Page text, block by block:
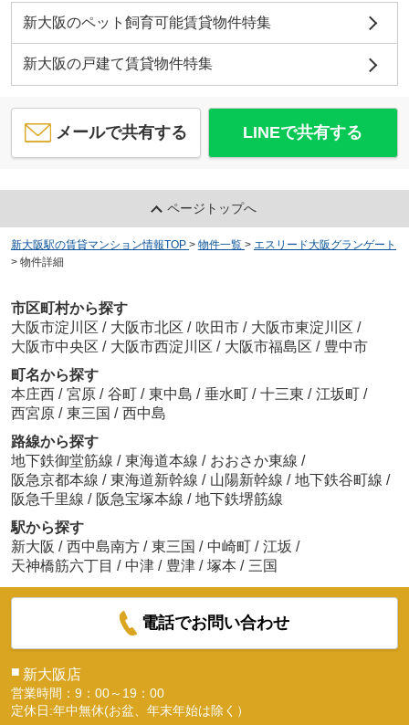
履正社医療スポーツ専門学校
約709m／9分
約298m／4分
ジャパン十三店
約650m／9分
松屋十三東口店
約628m／8分
約405m／6分
フレンシアノイエ東三国
オークヒルズ（木川西）
7.4万円 / 2DK
新大阪のペット飼育可能賃貸物件特集
新大阪の戸建て賃貸物件特集
メールで共有する LINEで共有する
ページトップへ
新大阪駅の賃貸マンション情報TOP > 物件一覧 > エスリード大阪グランゲート
> 物件詳細
市区町村から探す
大阪市淀川区 / 大阪市北区 / 吹田市 / 大阪市東淀川区 /
大阪市中央区 / 大阪市西淀川区 / 大阪市福島区 / 豊中市
町名から探す
本庄西 / 宮原 / 谷町 / 東中島 / 垂水町 / 十三東 / 江坂町 /
西宮原 / 東三国 / 西中島
路線から探す
地下鉄御堂筋線 / 東海道本線 / おおさか東線 /
阪急京都本線 / 東海道新幹線 / 山陽新幹線 / 地下鉄谷町線 /
阪急千里線 / 阪急宝塚本線 / 地下鉄堺筋線
駅から探す
新大阪 / 西中島南方 / 東三国 / 中崎町 / 江坂 /
天神橋筋六丁目 / 中津 / 豊津 / 塚本 / 三国
電話でお問い合わせ
■ 新大阪店
営業時間：9：00～19：00
定休日:年中無休(お盆、年末年始は除く）